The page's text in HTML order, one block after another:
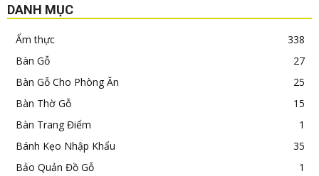
DANH MỤC
Ẩm thực
338
Bàn Gỗ
27
Bàn Gỗ Cho Phòng Ăn
25
Bàn Thờ Gỗ
15
Bàn Trang Điểm
1
Bánh Kẹo Nhập Khẩu
35
Bảo Quản Đồ Gỗ
1